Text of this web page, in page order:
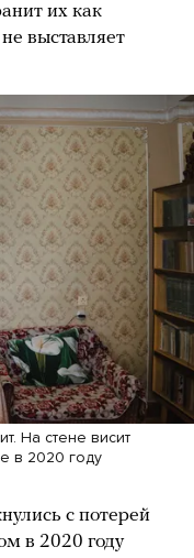
их как
выставляет
На стене висит
в 2020 году
с потерей
в 2020 году